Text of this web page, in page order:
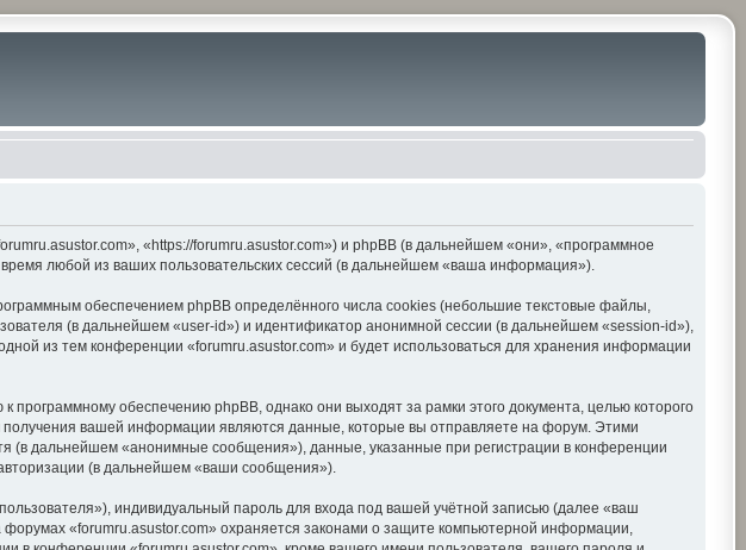
«https://forumru.asustor.com») и phpBB (в дальнейшем «они», «программное
любой из ваших пользовательских сессий (в дальнейшем «ваша информация»).
обеспечением phpBB определённого числа cookies (небольшие текстовые файлы,
(в дальнейшем «user-id») и идентификатор анонимной сессии (в дальнейшем «session-id»),
из тем конференции «forumru.asustor.com» и будет использоваться для хранения информации
обеспечению phpBB, однако они выходят за рамки этого документа, целью которого
вашей информации являются данные, которые вы отправляете на форум. Этими
дальнейшем «анонимные сообщения»), данные, указанные при регистрации в конференции
(в дальнейшем «ваши сообщения»).
индивидуальный пароль для входа под вашей учётной записью (далее «ваш
«forumru.asustor.com» охраняется законами о защите компьютерной информации,